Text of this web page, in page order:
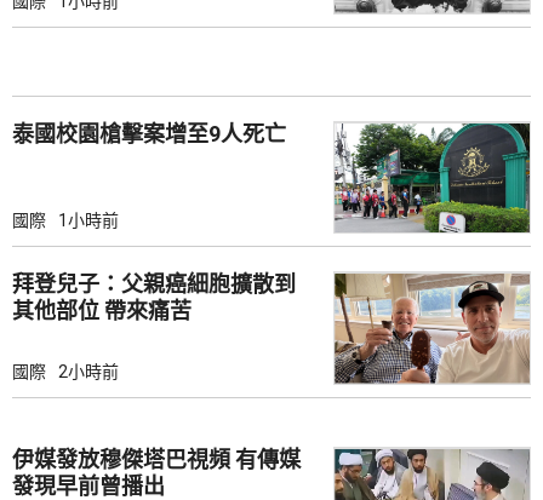
泰國校園槍擊案增至9人死亡
國際 1小時前
拜登兒子：父親癌細胞擴散到
其他部位 帶來痛苦
國際 2小時前
伊媒發放穆傑塔巴視頻 有傳媒
發現早前曾播出